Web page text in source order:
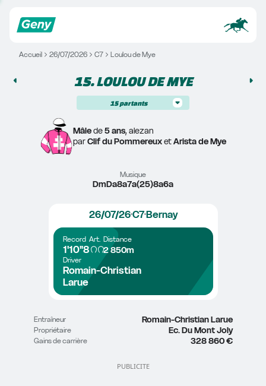
Accueil 26/07/2026 C7 Loulou de Mye
15. LOULOU DE MYE
15 partants
Mâle de 5 ans, alezan
par Clif du Pommereux et Arista de Mye
Musique
DmDa8a7a(25)8a6a
26/07/26C7Bernay
Record
1'10"8
Art. Distance
2 850m
Driver
Romain-Christian
Larue
Entraîneur Romain-Christian Larue
Propriétaire Ec. Du Mont Joly
Gains de carrière 328 860 €